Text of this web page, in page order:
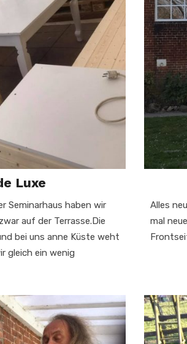
Luxe
Seminarhaus haben wir
auf der Terrasse.Die
bei uns anne Küste weht
gleich ein wenig
Alles
mal